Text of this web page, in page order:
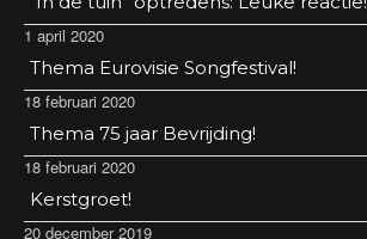
1 april 2020
Thema Eurovisie Songfestival!
18 februari 2020
Thema 75 jaar Bevrijding!
18 februari 2020
Kerstgroet!
20 december 2019